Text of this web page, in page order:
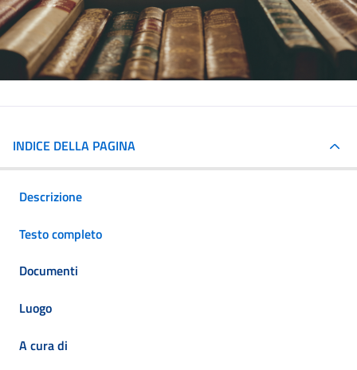
INDICE DELLA PAGINA
Descrizione
Testo completo
Documenti
Luogo
A cura di